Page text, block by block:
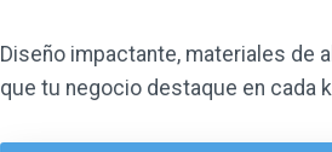
Diseño impactante, materiales de
que tu negocio destaque en cada